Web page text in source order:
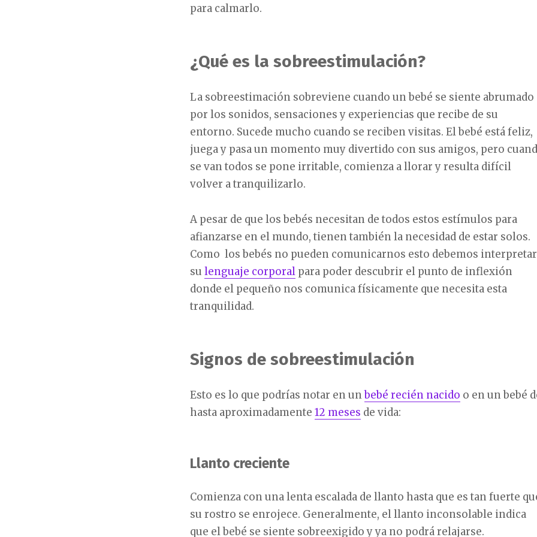
para calmarlo.
¿Qué es la sobreestimulación?
La sobreestimación sobreviene cuando un bebé se siente abrumado
por los sonidos, sensaciones y experiencias que recibe de su
entorno. Sucede mucho cuando se reciben visitas. El bebé está feliz,
juega y pasa un momento muy divertido con sus amigos, pero
se van todos se pone irritable, comienza a llorar y resulta difícil
volver a tranquilizarlo.
A pesar de que los bebés necesitan de todos estos estímulos para
afianzarse en el mundo, tienen también la necesidad de estar solos.
Como los bebés no pueden comunicarnos esto debemos interpretar
su lenguaje corporalpara poder descubrir el punto de inflexión
donde el pequeño nos comunica físicamente que necesita esta
tranquilidad.
Signos de sobreestimulación
Esto es lo que podrías notar en unbebé recién nacido o en un bebé
hasta aproximadamente 12 meses de vida:
Llanto creciente
Comienza con una lenta escalada de llanto hasta que es tan fuerte
su rostro se enrojece. Generalmente, el llanto inconsolable indica
que el bebé se siente sobreexigido y ya no podrá relajarse.